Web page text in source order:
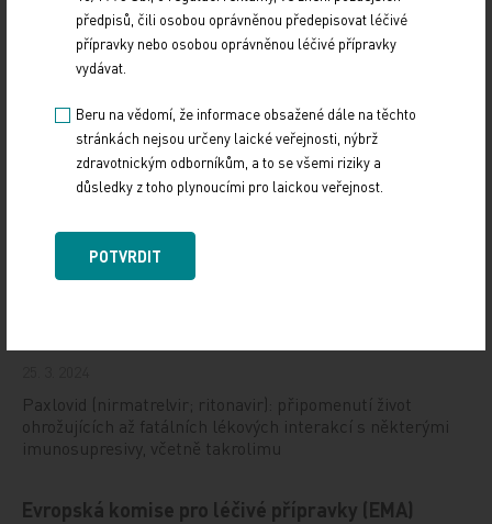
TISKOVÉ ZPRÁVY
Sdílejte článek
Doporučené
Paxlovid (nirmatrelvir; ritonavir): připomenutí život
ohrožujících až fatálních lékových interakcí s některými
imunosupresivy, včetně takrolimu
Evropská komise pro léčivé přípravky (EMA)
předpisů, čili osobou oprávněnou předepisovat léčivé
přípravky nebo osobou oprávněnou léčivé přípravky
vydávat.
Beru na vědomí, že informace obsažené dále na těchto
stránkách nejsou určeny laické veřejnosti, nýbrž
zdravotnickým odborníkům, a to se všemi riziky a
důsledky z toho plynoucími pro laickou veřejnost.
POTVRDIT